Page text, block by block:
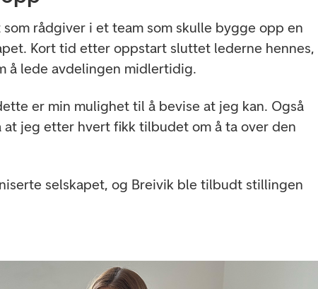
rådgiver i et team som skulle bygge opp en
Kort tid etter oppstart sluttet lederne hennes,
å lede avdelingen midlertidig.
er min mulighet til å bevise at jeg kan. Også
at jeg etter hvert fikk tilbudet om å ta over den
selskapet, og Breivik ble tilbudt stillingen